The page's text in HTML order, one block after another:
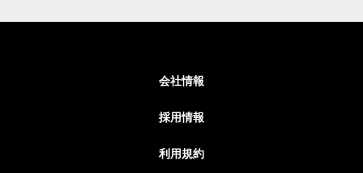
会社情報
採用情報
利用規約